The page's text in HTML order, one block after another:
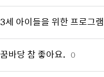
3세 아이들을 위한 프로그
꿈바당 참 좋아요. 0